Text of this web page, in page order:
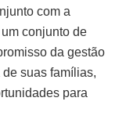
com a
conjunto de
da gestão
suas famílias,
para